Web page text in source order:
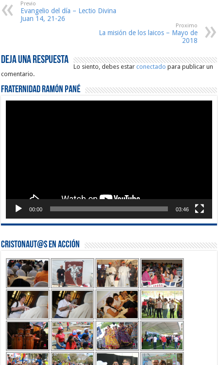
Previo
Evangelio del día – Lectio Divina
Juan 14, 21-26
Proximo
La misión de los laicos – Mayo de
2018
Deja una respuesta
Lo siento, debes estarconectado para publicar un
comentario.
Fraternidad Ramón Pané
00:00 03:46
Cristonaut@s en Acción